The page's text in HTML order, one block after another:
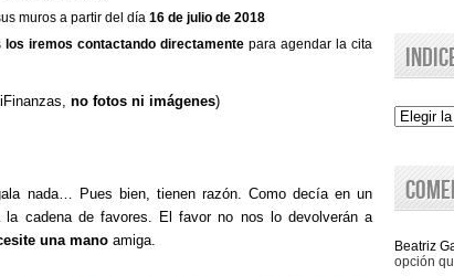
muros a partir del día 16 de julio de 2018
los iremos contactando directamente para agendar la cita
no fotos ni imágenes)
nada… Pues bien, tienen razón. Como decía en un
cadena de favores. El favor no nos lo devolverán a
una mano amiga.
Indice
Beatriz
opción